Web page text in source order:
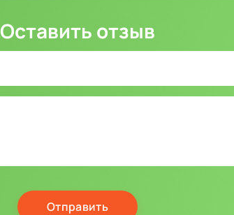
Оставить отзыв
Отправить